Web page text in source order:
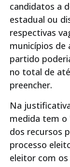
candidatos a
estadual ou
respectivas
municípios de
partido
no total de
preencher.
Na
medida tem
dos recursos
processo
eleitor com